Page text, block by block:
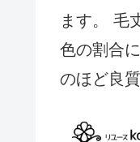
ます。 毛
色の割合
のほど良